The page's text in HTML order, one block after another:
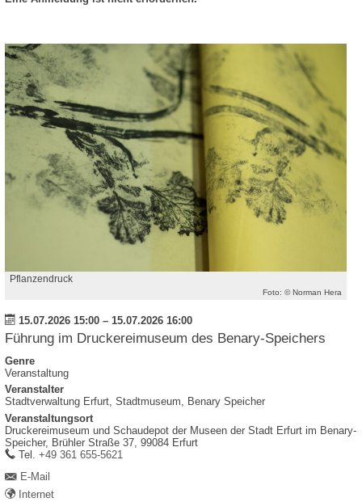
Pflanzendruck
Foto: © Norman Hera
15.07.2026 15:00 – 15.07.2026 16:00
Führung im Druckereimuseum des Benary-Speichers
Genre
Veranstaltung
Veranstalter
Stadtverwaltung Erfurt, Stadtmuseum, Benary Speicher
Veranstaltungsort
Druckereimuseum und Schaudepot der Museen der Stadt Erfurt im Benary-
Speicher, Brühler Straße 37, 99084 Erfurt
work
Tel. +49 361 655-5621
E-Mail
Internet